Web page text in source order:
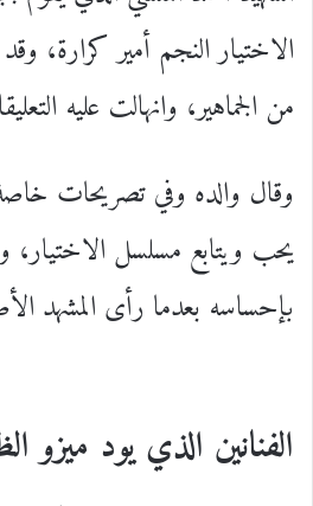
الاختيار النجم أمير كرارة،
من الجماهير، وانهالت عليه
وقال والده وفي تصريحات
يحب ويتابع مسلسل الاختيار،
بإحساسه بعدما رأى المشهد
الفنانين الذي يود ميزو